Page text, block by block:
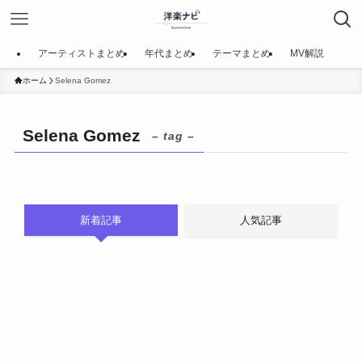
アーティストまとめ 年代まとめ テーマまとめ MV解説
ホーム Selena Gomez
Selena Gomez – tag –
新着記事 人気記事